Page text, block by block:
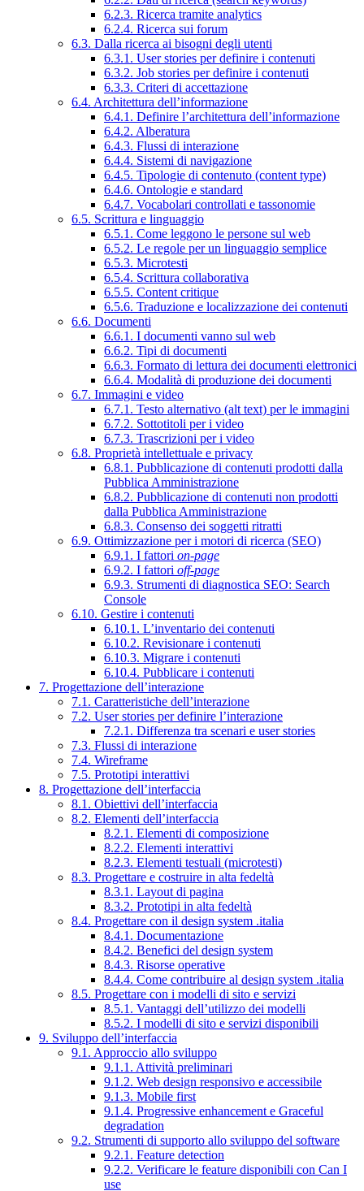
6.2.3. Ricerca tramite analytics
6.2.4. Ricerca sui forum
6.3. Dalla ricerca ai bisogni degli utenti
6.3.1. User stories per definire i contenuti
6.3.2. Job stories per definire i contenuti
6.3.3. Criteri di accettazione
6.4. Architettura dell’informazione
6.4.1. Definire l’architettura dell’informazione
6.4.2. Alberatura
6.4.3. Flussi di interazione
6.4.4. Sistemi di navigazione
6.4.5. Tipologie di contenuto (content type)
6.4.6. Ontologie e standard
6.4.7. Vocabolari controllati e tassonomie
6.5. Scrittura e linguaggio
6.5.1. Come leggono le persone sul web
6.5.2. Le regole per un linguaggio semplice
6.5.3. Microtesti
6.5.4. Scrittura collaborativa
6.5.5. Content critique
6.5.6. Traduzione e localizzazione dei contenuti
6.6. Documenti
6.6.1. I documenti vanno sul web
6.6.2. Tipi di documenti
6.6.3. Formato di lettura dei documenti elettronici
6.6.4. Modalità di produzione dei documenti
6.7. Immagini e video
6.7.1. Testo alternativo (alt text) per le immagini
6.7.2. Sottotitoli per i video
6.7.3. Trascrizioni per i video
6.8. Proprietà intellettuale e privacy
6.8.1. Pubblicazione di contenuti prodotti dalla
Pubblica Amministrazione
6.8.2. Pubblicazione di contenuti non prodotti
dalla Pubblica Amministrazione
6.8.3. Consenso dei soggetti ritratti
6.9. Ottimizzazione per i motori di ricerca (SEO)
6.9.1. I fattori on-page
6.9.2. I fattori off-page
6.9.3. Strumenti di diagnostica SEO: Search
Console
6.10. Gestire i contenuti
6.10.1. L’inventario dei contenuti
6.10.2. Revisionare i contenuti
6.10.3. Migrare i contenuti
6.10.4. Pubblicare i contenuti
7. Progettazione dell’interazione
7.1. Caratteristiche dell’interazione
7.2. User stories per definire l’interazione
7.2.1. Differenza tra scenari e user stories
7.3. Flussi di interazione
7.4. Wireframe
7.5. Prototipi interattivi
8. Progettazione dell’interfaccia
8.1. Obiettivi dell’interfaccia
8.2. Elementi dell’interfaccia
8.2.1. Elementi di composizione
8.2.2. Elementi interattivi
8.2.3. Elementi testuali (microtesti)
8.3. Progettare e costruire in alta fedeltà
8.3.1. Layout di pagina
8.3.2. Prototipi in alta fedeltà
8.4. Progettare con il design system .italia
8.4.1. Documentazione
8.4.2. Benefici del design system
8.4.3. Risorse operative
8.4.4. Come contribuire al design system .italia
8.5. Progettare con i modelli di sito e servizi
8.5.1. Vantaggi dell’utilizzo dei modelli
8.5.2. I modelli di sito e servizi disponibili
9. Sviluppo dell’interfaccia
9.1. Approccio allo sviluppo
9.1.1. Attività preliminari
9.1.2. Web design responsivo e accessibile
9.1.3. Mobile first
9.1.4. Progressive enhancement e Graceful
degradation
9.2. Strumenti di supporto allo sviluppo del software
9.2.1. Feature detection
9.2.2. Verificare le feature disponibili con Can I
use